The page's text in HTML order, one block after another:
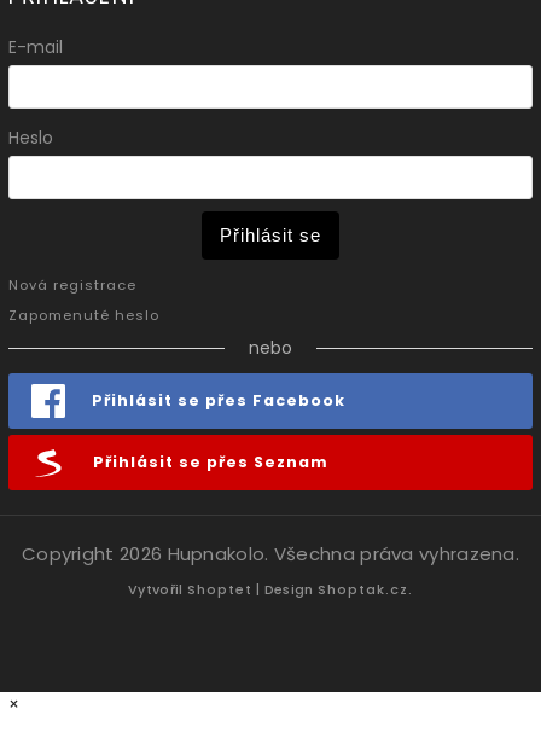
E-mail
Heslo
Přihlásit se
Nová registrace
Zapomenuté heslo
nebo
Přihlásit se přes Facebook
Přihlásit se přes Seznam
Copyright 2026 Hupnakolo. Všechna práva vyhrazena.
Vytvořil Shoptet | Design Shoptak.cz.
×